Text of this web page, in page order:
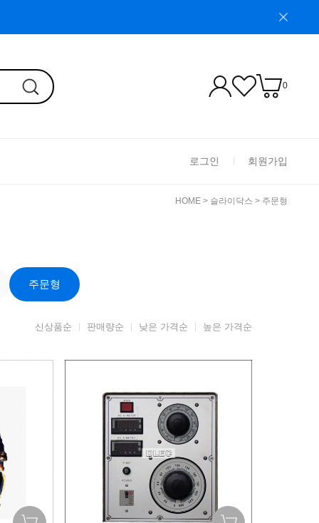
0
로그인 회원가입
HOME > 슬라이닥스 > 주문형
주문형
신상품순 판매량순 낮은 가격순 높은 가격순